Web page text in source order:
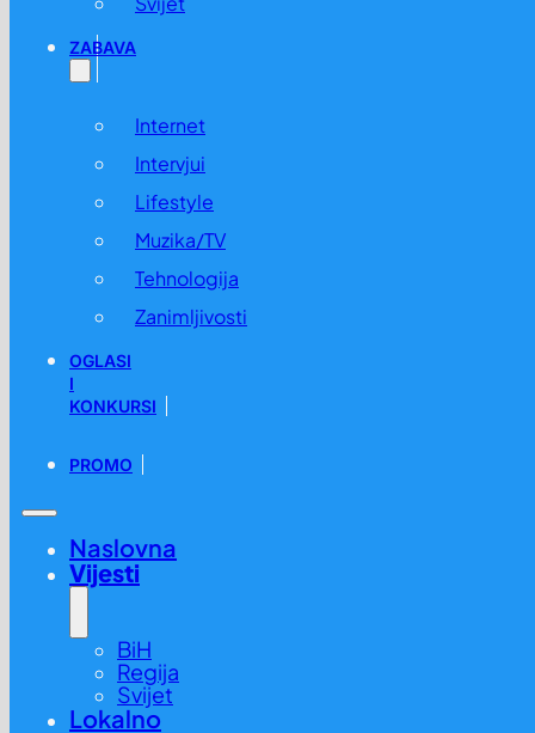
ZABAVA
Internet
Intervjui
Lifestyle
Muzika/TV
Tehnologija
Zanimljivosti
OGLASI
I
KONKURSI
PROMO
Naslovna
Vijesti
BiH
Regija
Svijet
Lokalno